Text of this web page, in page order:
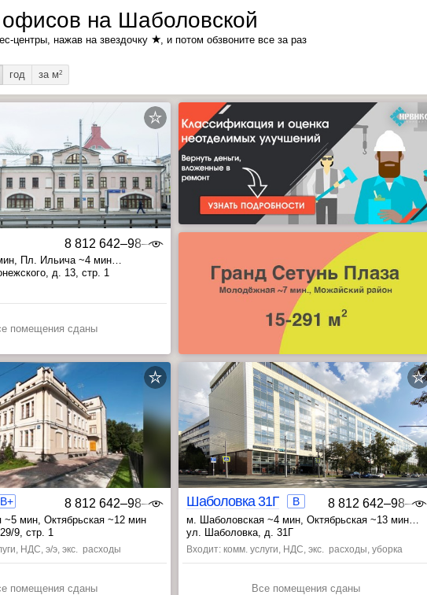
на Шаболовской
центры, нажав на звездочку ★, и потом обзвоните все за раз
год за м2
8 812 642‒98‒46
, Пл. Ильича ~4 мин
мин
д. 13, стр. 1
помещения сданы
B+ 8 812 642‒98‒46
~5 мин, Октябрьская ~12 мин
9, стр. 1
НДС, э/э, экс. расходы
помещения сданы
Шаболовка 31Г B 8 812 642‒98‒46
м. Шаболовская ~4 мин, Октябрьская ~13 мин
, Серпуховская ~17 мин
ул. Шаболовка, д. 31Г
Входит: комм. услуги, НДС, экс. расходы, уборка
Все помещения сданы